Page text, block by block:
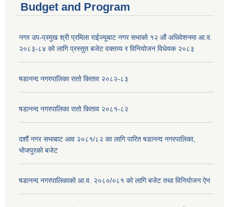
Budget and Program
नगर उप-प्रमुख श्री प्रमिला राईज्यूबाट नगर सभाको १२ ‍औं अधिवेशनमा आ.व.
२०८३-८४ को लागि प्रस्तुत बजेट वक्तव्य र विनियोजन विधेयक २०८३
षडानन्द नगरपालिका रातो किताव २०८२-८३
षडानन्द नगरपालिका रातो किताव २०८१-८२
दशौं नगर सभाबाट आव २०८१/८२ का लागि पारित षडानन्द नगरपालिका,
भोजपुरको बजेट
षडानन्द नगरपालिकाको आ.व. २०८०/०८१ को लागि बजेट तथा विनियोजन ऐन